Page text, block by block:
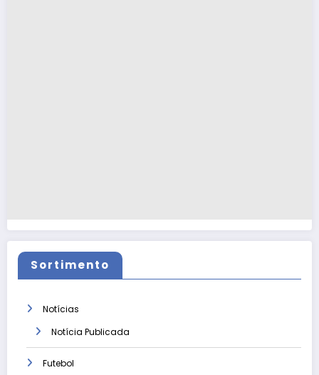
Sortimento
Notícias
Notícia Publicada
Futebol